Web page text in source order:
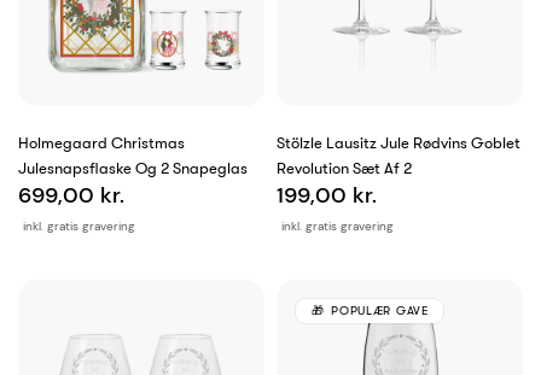
Holmegaard Christmas
Julesnapsflaske Og 2 Snapeglas
inkl. gratis gravering
699,00 kr.
Stölzle Lausitz Jule Rødvins Goblet
Revolution Sæt Af 2
inkl. gratis gravering
199,00 kr.
POPULÆR GAVE